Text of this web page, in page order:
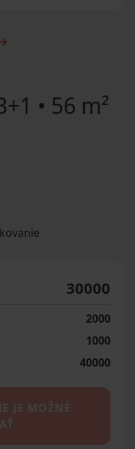
• 56 m²
30000
2000
1000
40000
JE MOŽNÉ